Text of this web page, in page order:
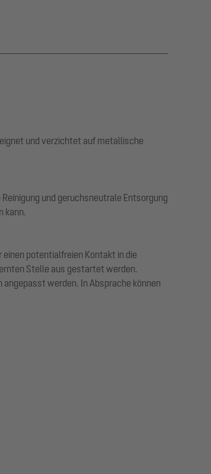
und verzichtet auf metallische
und geruchsneutrale Entsorgung
kann.
potentialfreien Kontakt in die
Stelle aus gestartet werden.
werden. In Absprache können